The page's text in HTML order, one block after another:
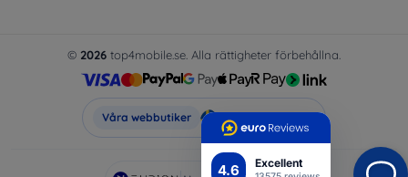
4.6 Excellent
© 2026 top4mobile.se. Alla rättigheter förbehållna.
Våra webbutiker Top4Mobile.se